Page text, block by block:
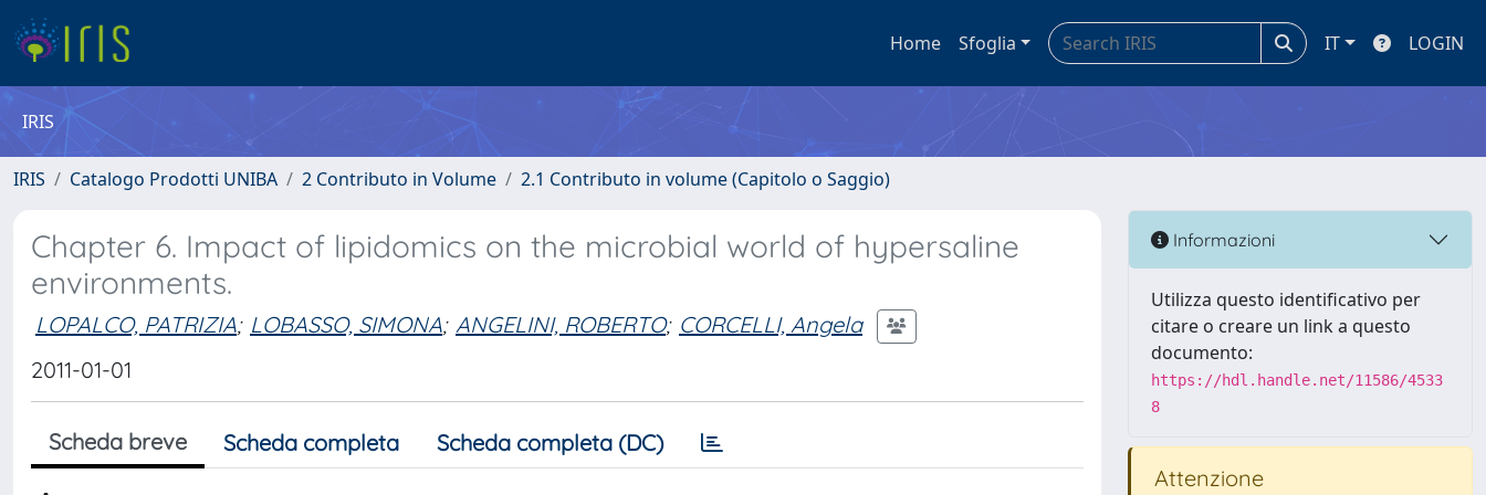
Home Sfoglia IT LOGIN
IRIS
IRIS Catalogo Prodotti UNIBA 2 Contributo in Volume 2.1 Contributo in volume (Capitolo o Saggio)
Chapter 6. Impact of lipidomics on the microbial world of hypersaline
environments.
LOPALCO, PATRIZIA; LOBASSO, SIMONA; ANGELINI, ROBERTO; CORCELLI, Angela
2011-01-01
Scheda breve Scheda completa Scheda completa (DC)
Informazioni
Utilizza questo identificativo per
citare o creare un link a questo
documento:
https://hdl.handle.net/11586/4533
8
Attenzione